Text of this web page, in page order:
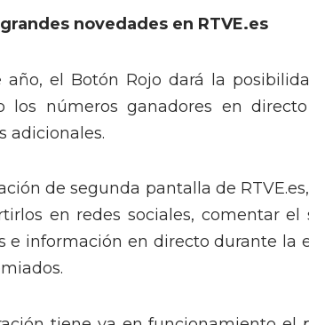
novedades en RTVE.es
año, el Botón Rojo dará la
los números ganadores en
adicionales.
de segunda pantalla de
en redes sociales, comentar
e información en directo durante la